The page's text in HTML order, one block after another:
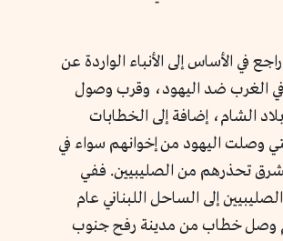
في الأساس إلى الأنباء الواردة عن
في الغرب ضد اليهود، وقرب وصول
الشام، إضافة إلى الخطابات
وصلت اليهود من إخوانهم سواء في
تحذرهم من الصليبيين. ففي
إلى الساحل اللبناني عام
1099م وصل خطاب من مدينة رفح جنوب